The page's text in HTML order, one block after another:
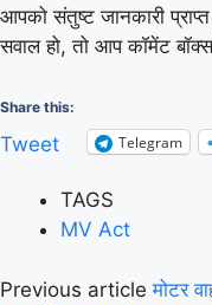
आपको संतुष्ट जानकारी
सवाल हो, तो आप कॉमेंट
Share this:
Tweet Telegram
TAGS
MV Act
Previous article मोटर